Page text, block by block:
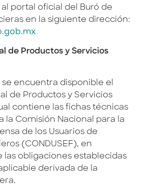
portal oficial del Buró de
en la siguiente dirección:
de Productos y Servicios
encuentra disponible el
de Productos y Servicios
contiene las fichas técnicas
la Comisión Nacional para la
de los Usuarios de
(CONDUSEF), en
las obligaciones establecidas
derivada de la